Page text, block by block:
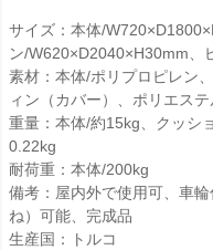
サイズ：本体/
ン/W620×D2040×H30mm、
素材：本体/ポリプロピレン
ィン（カバー）、ポリエステ
重量：本体/約15kg、クッシ
0.22kg
耐荷重：本体/200kg
備考：屋内外で使用可、車
ね）可能、完成品
生産国：トルコ